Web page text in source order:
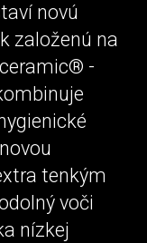
novú
založenú na
-
tenkým
voči
nízkej